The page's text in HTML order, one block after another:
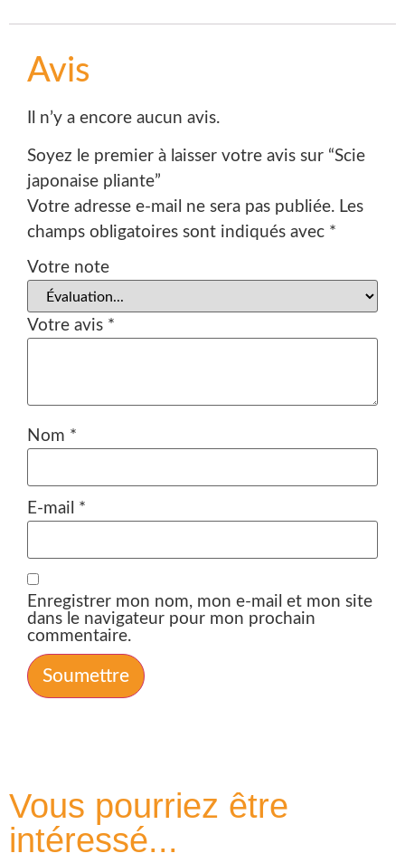
Avis
Il n’y a encore aucun avis.
Soyez le premier à laisser votre avis sur “Scie
japonaise pliante”
Votre adresse e-mail ne sera pas publiée. Les
champs obligatoires sont indiqués avec *
Votre note
Votre avis *
Nom *
E-mail *
Enregistrer mon nom, mon e-mail et mon site
dans le navigateur pour mon prochain
commentaire.
Vous pourriez être
intéressé...